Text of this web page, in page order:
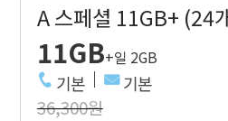
A 스페셜 11GB+ (24
11GB+일 2GB
기본 기본
36,300원